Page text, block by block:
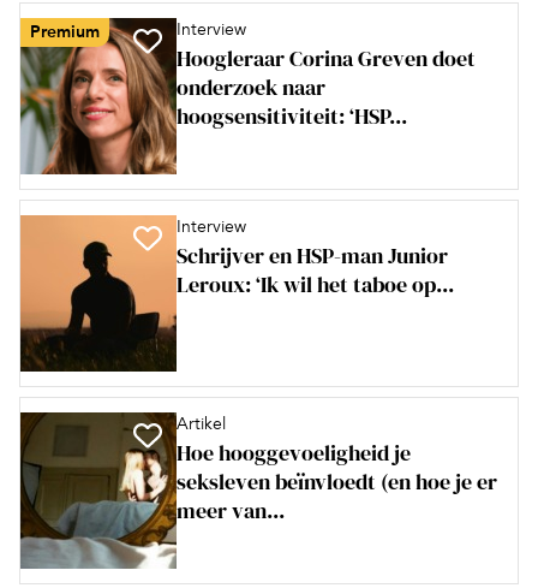
Premium Interview
Hoogleraar Corina Greven doet
onderzoek naar
hoogsensitiviteit: ‘HSP...
Interview
Schrijver en HSP-man Junior
Leroux: ‘Ik wil het taboe op...
Artikel
Hoe hooggevoeligheid je
seksleven beïnvloedt (en hoe je er
meer van...